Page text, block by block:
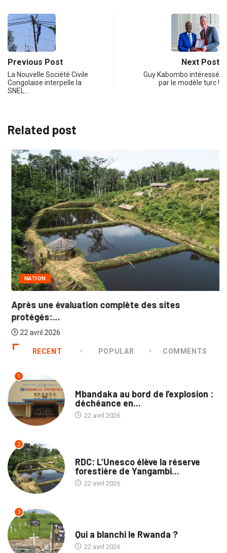
Previous Post
La Nouvelle Société Civile
Congolaise interpelle la
SNEL…
Next Post
Guy Kabombo intéressé
par le modèle turc !
Related post
NATION
Après une évaluation complète des sites
protégés:...
22 avril 2026
RECENT POPULAR COMMENTS
1
Mbandaka au bord de l’explosion :
déchéance en...
22 avril 2026
2
RDC: L’Unesco élève la réserve
forestière de Yangambi...
22 avril 2026
3
Qui a blanchi le Rwanda ?
22 avril 2026